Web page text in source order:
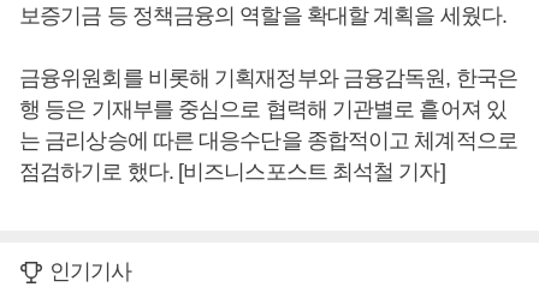
보증기금 등 정책금융의 역할을 확대할 계획을 세웠다.
금융위원회를 비롯해 기획재정부와 금융감독원, 한국은
행 등은 기재부를 중심으로 협력해 기관별로 흩어져 있
는 금리상승에 따른 대응수단을 종합적이고 체계적으로
점검하기로 했다. [비즈니스포스트 최석철 기자]
인기기사